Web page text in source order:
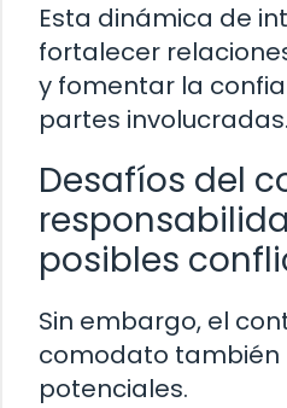
Esta dinámica de
fortalecer
y fomentar la
partes involucradas.
Desafíos del
posibles
Sin embargo, el
comodato
potenciales.